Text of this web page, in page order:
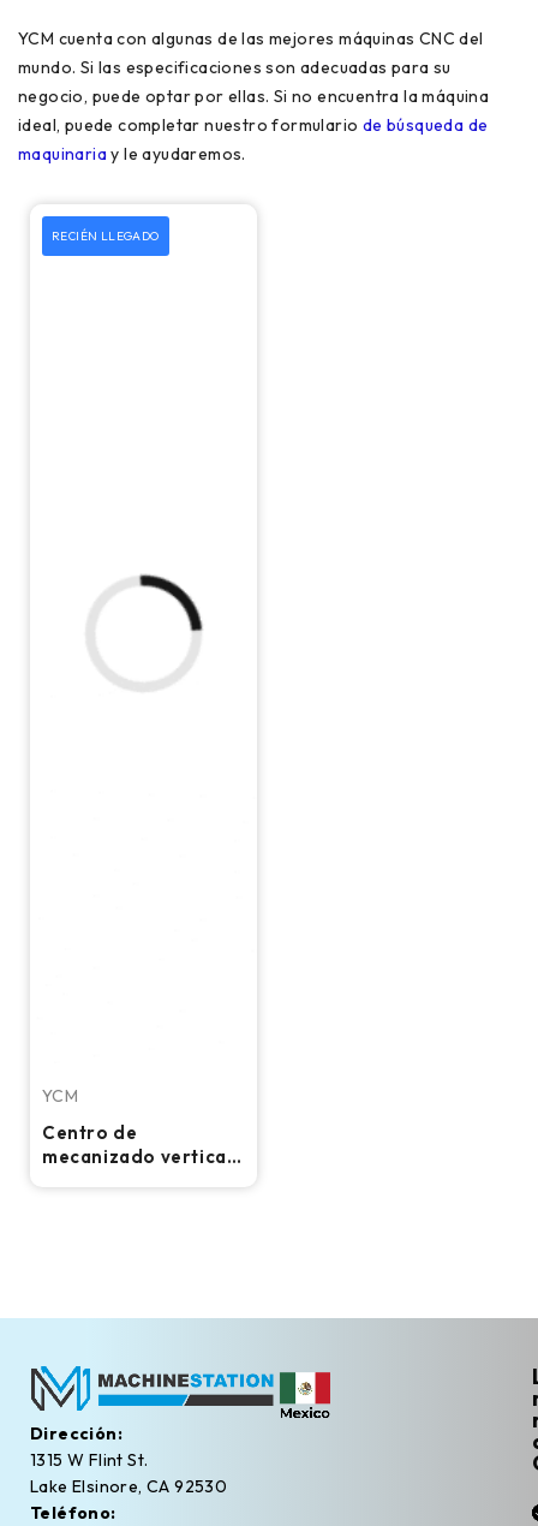
YCM cuenta con algunas de las mejores máquinas CNC del
mundo. Si las especificaciones son adecuadas para su
negocio, puede optar por ellas. Si no encuentra la máquina
ideal, puede completar nuestro formulario de búsqueda de
maquinariay le ayudaremos.
RECIÉN LLEGADO
YCM
Centro de
mecanizado vertical
Dirección:
1315 W Flint St.
Lake Elsinore, CA 92530
Teléfono: